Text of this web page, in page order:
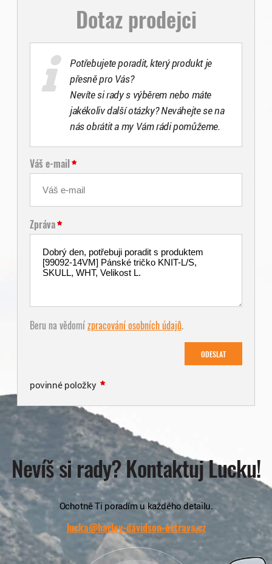
Dotaz prodejci
Potřebujete poradit, který produkt je
přesně pro Vás?
Nevíte si rady s výběrem nebo máte
jakékoliv další otázky? Neváhejte se na
nás obrátit a my Vám rádi pomůžeme.
Váš e-mail
Zpráva
Beru na vědomízpracování osobních údajů.
ODESLAT
povinné položky
Nevíš si rady? Kontaktuj Lucku!
Ochotně Ti poradím u každého detailu.
lucka@harley-davidson-ostrava.cz